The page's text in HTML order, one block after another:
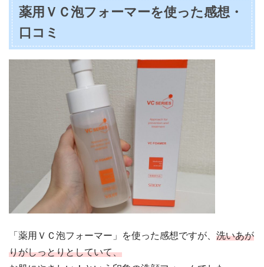
薬用ＶＣ泡フォーマーを使った感想・
口コミ
「薬用ＶＣ泡フォーマー」を使った感想ですが、 洗いあが
りがしっとりとしていて、